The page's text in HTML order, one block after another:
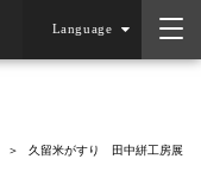
Language
久留米がすり 田中絣工房展